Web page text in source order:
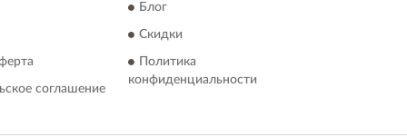
соглашение
Блог
Скидки
Политика
конфиденциальности